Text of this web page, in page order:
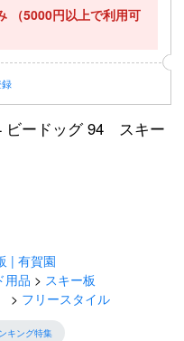
（5000円以上で利用可
ビードッグ 94 スキー
| 有賀園
用品
スキー板
フリースタイル
キング特集